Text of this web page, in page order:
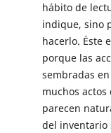
hábito de
indique, sino
hacerlo. Éste
porque las
sembradas
muchos
parecen
del inventario